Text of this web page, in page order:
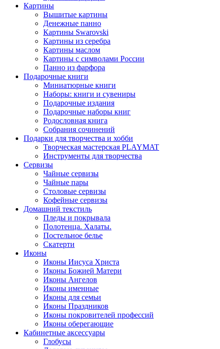
Картины
Вышитые картины
Денежные панно
Картины Swarovski
Картины из серебра
Картины маслом
Картины с символами России
Панно из фарфора
Подарочные книги
Миниатюрные книги
Наборы: книги и сувениры
Подарочные издания
Подарочные наборы книг
Родословная книга
Собрания сочинений
Подарки для творчества и хобби
Творческая мастерская PLAYMAT
Инструменты для творчества
Cервизы
Чайные сервизы
Чайные пары
Столовые сервизы
Кофейные сервизы
Домашний текстиль
Пледы и покрывала
Полотенца. Халаты.
Постельное белье
Скатерти
Иконы
Иконы Иисуса Христа
Иконы Божией Матери
Иконы Ангелов
Иконы именные
Иконы для семьи
Иконы Праздников
Иконы покровителей профессий
Иконы оберегающие
Кабинетные аксессуары
Глобусы